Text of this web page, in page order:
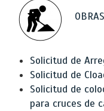
Solicitud de
Solicitud de
Solicitud de
para cruces de